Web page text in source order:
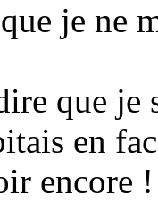
je ne
que je
en
encore !